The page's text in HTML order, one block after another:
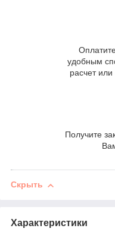
удобным
расчет
Получите
Скрыть
Характеристики